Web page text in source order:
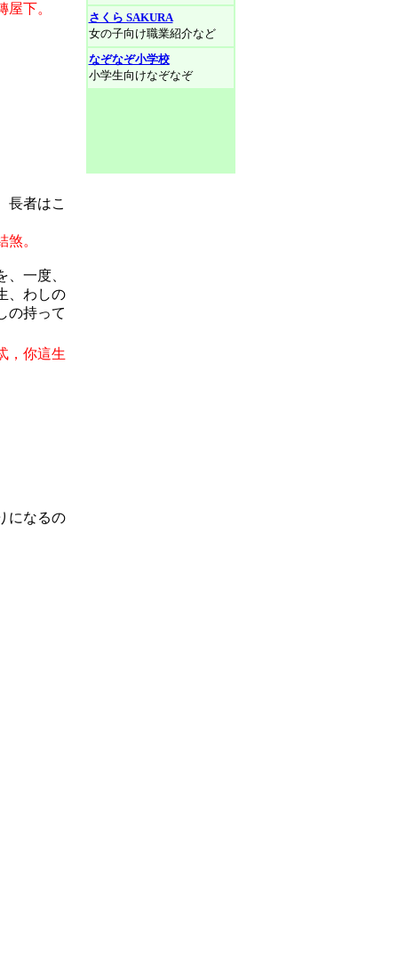
下。
長者はこ
。
一度、
、わしの
の持って
，你這生
になるの
さくら SAKURA
女の子向け職業紹介など
なぞなぞ小学校
小学生向けなぞなぞ